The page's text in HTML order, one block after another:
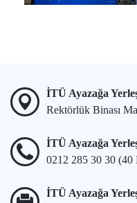
İTÜ Ayazağa
Rektörlük Binası
İTÜ Ayazağa
0212 285 30 30 (40
İTÜ Ayazağa